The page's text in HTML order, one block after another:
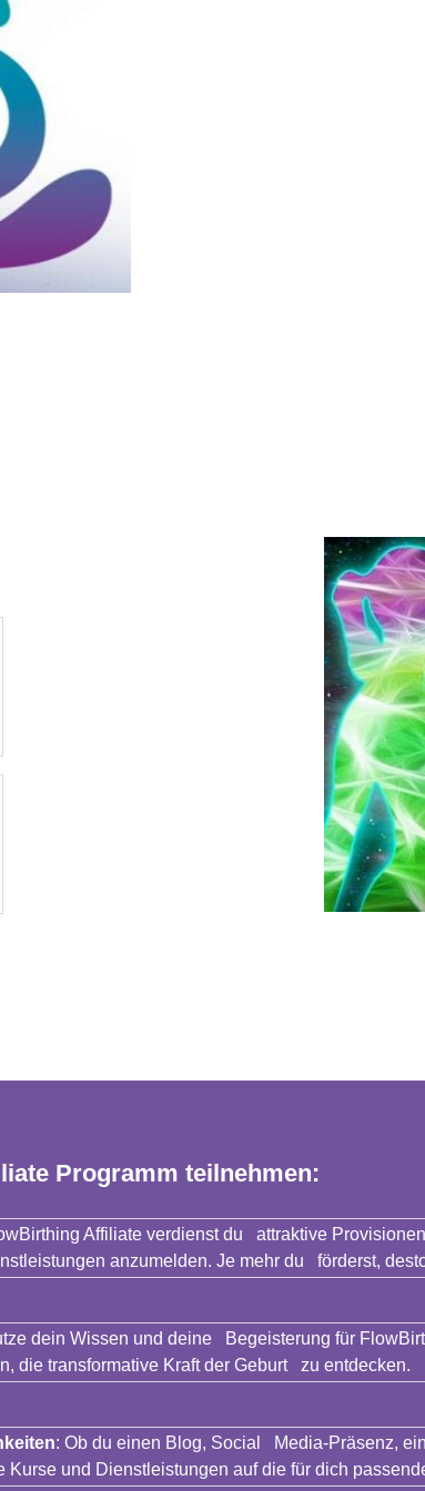
Programm teilnehmen:
Affiliate verdienst du attraktive
anzumelden. Je mehr du förderst,
dein Wissen und deine Begeisterung für
die transformative Kraft der Geburt zu entdecken.
: Ob du einen Blog, Social Media-Präsenz,
Kurse und Dienstleistungen auf die für dich